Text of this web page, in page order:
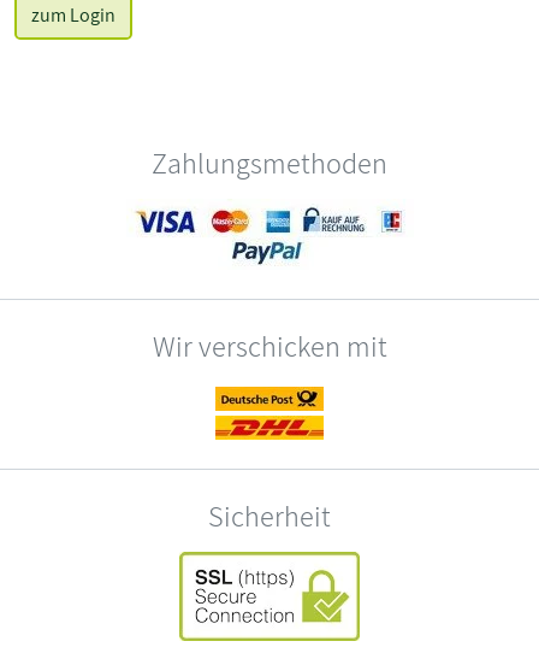
zum Login
Zahlungsmethoden
Wir verschicken mit
Sicherheit